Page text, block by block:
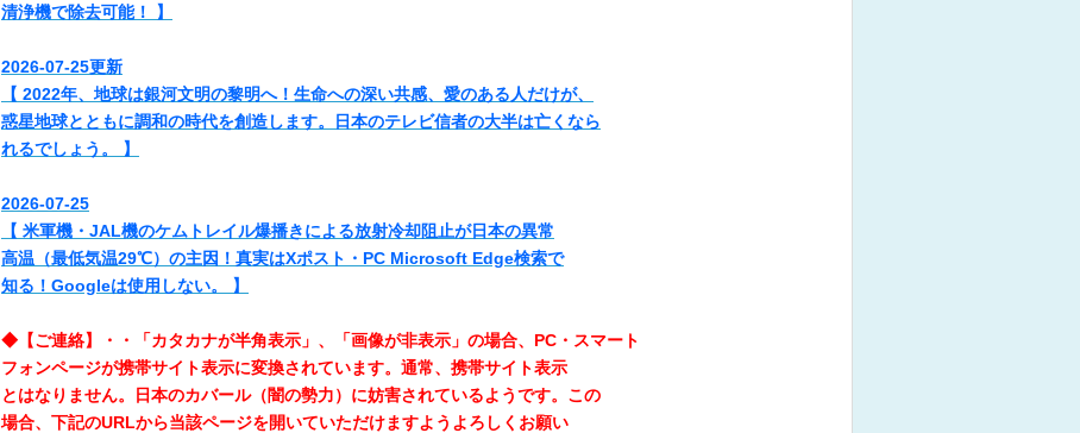
清浄機で除去可能！ 】
2026-07-25更新
【 2022年、地球は銀河文明の黎明へ！生命への深い共感、愛のある人だけが、
惑星地球とともに調和の時代を創造します。日本のテレビ信者の大半は亡くなら
れるでしょう。 】
2026-07-25
【 米軍機・JAL機のケムトレイル爆播きによる放射冷却阻止が日本の異常
高温（最低気温29℃）の主因！真実はXポスト・PC Microsoft Edge検索で
知る！Googleは使用しない。 】
◆【ご連絡】・・「カタカナが半角表示」、「画像が非表示」の場合、PC・スマート
フォンページが携帯サイト表示に変換されています。通常、携帯サイト表示
とはなりません。日本のカバール（闇の勢力）に妨害されているようです。この
場合、下記のURLから当該ページを開いていただけますようよろしくお願い